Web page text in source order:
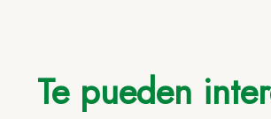
Te pueden